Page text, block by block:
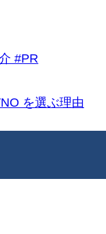
#PR
を選ぶ理由